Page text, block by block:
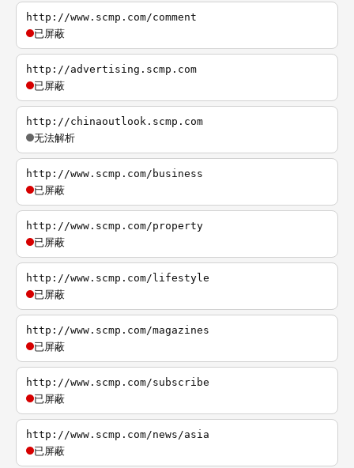
http://www.scmp.com/comment
已屏蔽
http://advertising.scmp.com
已屏蔽
http://chinaoutlook.scmp.com
无法解析
http://www.scmp.com/business
已屏蔽
http://www.scmp.com/property
已屏蔽
http://www.scmp.com/lifestyle
已屏蔽
http://www.scmp.com/magazines
已屏蔽
http://www.scmp.com/subscribe
已屏蔽
http://www.scmp.com/news/asia
已屏蔽